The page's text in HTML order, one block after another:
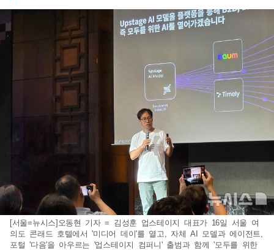
[서울=뉴시스]오동현 기자 = 김성훈 업스테이지 대표가 16일 서울 여
의도 콘래드 호텔에서 '미디어 데이'를 열고, 자체 AI 모델과 에이전트,
포털 '다음'을 아우르는 '업스테이지 컴퍼니' 출범과 함께 '모두를 위한